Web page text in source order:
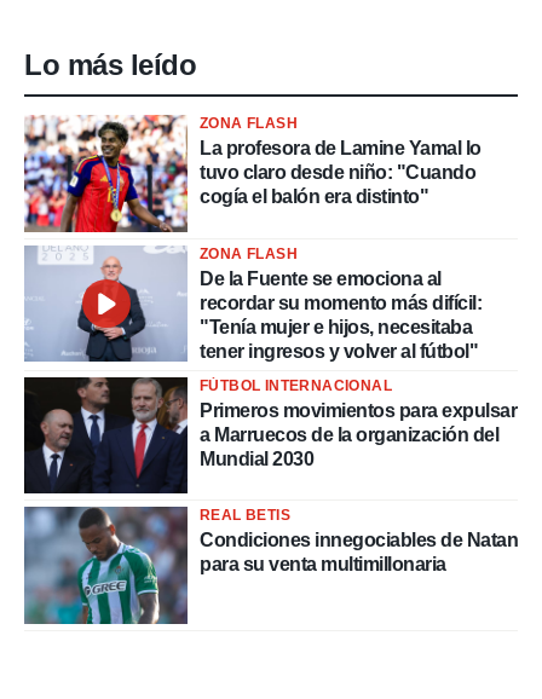
Lo más leído
ZONA FLASH
La profesora de Lamine Yamal lo
tuvo claro desde niño: "Cuando
cogía el balón era distinto"
ZONA FLASH
De la Fuente se emociona al
recordar su momento más difícil:
"Tenía mujer e hijos, necesitaba
tener ingresos y volver al fútbol"
FÚTBOL INTERNACIONAL
Primeros movimientos para expulsar
a Marruecos de la organización del
Mundial 2030
REAL BETIS
Condiciones innegociables de Natan
para su venta multimillonaria